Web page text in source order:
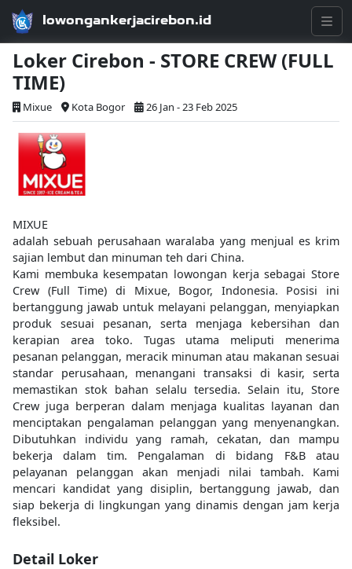
lowongankerjacirebon.id
Loker Cirebon - STORE CREW (FULL
TIME)
Mixue Kota Bogor 26 Jan - 23 Feb 2025
MIXUE
adalah sebuah perusahaan waralaba yang menjual es krim
sajian lembut dan minuman teh dari China.
Kami membuka kesempatan lowongan kerja sebagai Store
Crew (Full Time) di Mixue, Bogor, Indonesia. Posisi ini
bertanggung jawab untuk melayani pelanggan, menyiapkan
produk sesuai pesanan, serta menjaga kebersihan dan
kerapian area toko. Tugas utama meliputi menerima
pesanan pelanggan, meracik minuman atau makanan sesuai
standar perusahaan, menangani transaksi di kasir, serta
memastikan stok bahan selalu tersedia. Selain itu, Store
Crew juga berperan dalam menjaga kualitas layanan dan
menciptakan pengalaman pelanggan yang menyenangkan.
Dibutuhkan individu yang ramah, cekatan, dan mampu
bekerja dalam tim. Pengalaman di bidang F&B atau
pelayanan pelanggan akan menjadi nilai tambah. Kami
mencari kandidat yang disiplin, bertanggung jawab, dan
siap bekerja di lingkungan yang dinamis dengan jam kerja
fleksibel.
Detail Loker